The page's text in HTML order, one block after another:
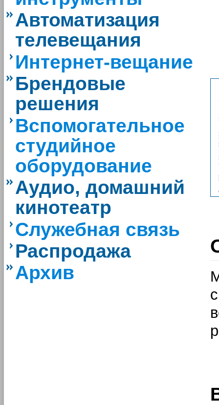
Автоматизация
телевещания
Интернет-вещание
Брендовые
решения
Вспомогательное
студийное
оборудование
Аудио, домашний
кинотеатр
Служебная связь
Распродажа
Архив